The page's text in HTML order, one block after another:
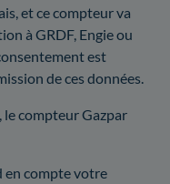
et ce compteur va
à GRDF, Engie ou
est
de ces données.
le compteur Gazpar
en compte votre